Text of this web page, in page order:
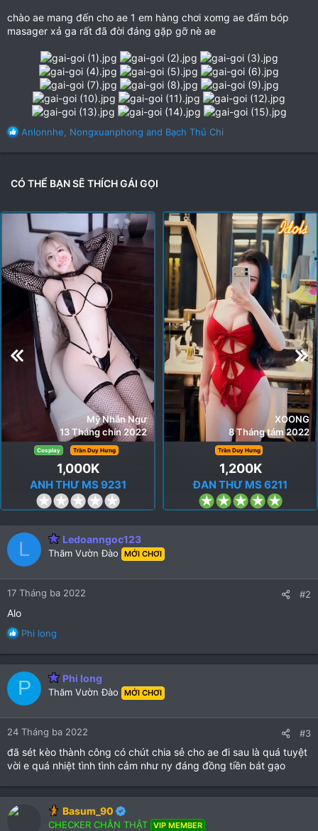
chào ae mang đến cho ae 1 em hàng chơi xomg ae đấm bóp
masager xả ga rất đã đời đáng gặp gỡ nè ae
R
t
Anlonnhe, Nongxuanphong and Bạch Thủ Chi
CÓ THỂ BẠN SẼ THÍCH GÁI GỌI
Mỹ Nhân Ngư
13 Tháng chín 2022
Cosplay Trần Duy Hưng
1,000K
ANH THƯ MS 9231
0
.
0
0
s
XOONG
8 Tháng tám 2022
Trần Duy Hưng
1,200K
ĐAN THƯ MS 6211
5
.
0
a
r
L Ledoanngoc123
Thăm Vườn Đào MỚI CHƠI
17 Tháng ba 2022 #2
Alo
R
c
t
i
o
n
s
Phi long
P Phi long
Thăm Vườn Đào MỚI CHƠI
24 Tháng ba 2022 #3
đã sét kèo thành công có chút chia sẻ cho ae đi sau là quá tuyệt
vời e quá nhiệt tình tình cảm như ny đáng đồng tiền bát gạo
Basum_90
CHECKER CHÂN THẬT VIP MEMBER